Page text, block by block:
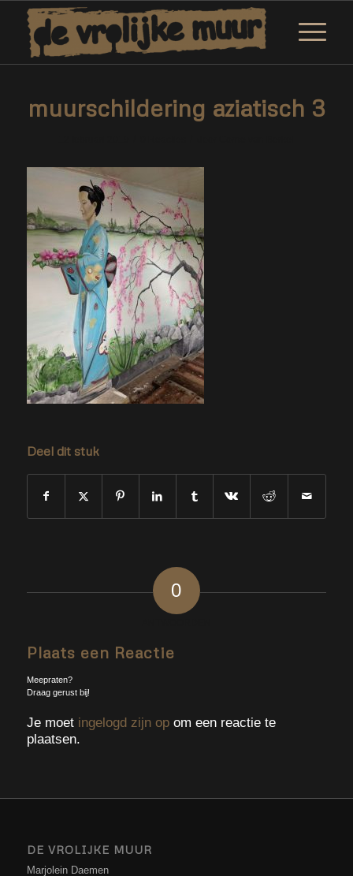
muurschildering aziatisch 3
Deel dit stuk
0
Plaats een Reactie
Meepraten?
Draag gerust bij!
Je moet ingelogd zijn opom een reactie te
plaatsen.
DE VROLIJKE MUUR
Marjolein Daemen